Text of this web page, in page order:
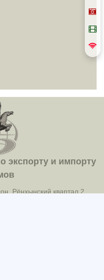
экспорту и импорту
Рёнхынский квартал 2